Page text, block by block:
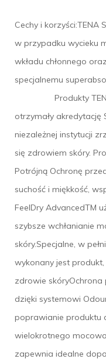
Cechy i korzyści:TENA
w przypadku wycieku
wkładu chłonnego
Produkty TENA
otrzymały akredytację
niezależnej instytucji
się zdrowiem skóry.
Potrójną Ochronę
suchość i miękkość,
FeelDry AdvancedTM
szybsze wchłanianie
skóry.Specjalne, w
wykonany jest
zdrowie
dzięki systemowi
poprawianie produktu
wielokrotnego
zapewnia idealne